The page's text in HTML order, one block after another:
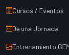
Cursos / Eventos
De una Jornada
Entrenamiento